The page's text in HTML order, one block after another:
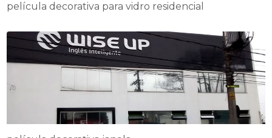
película decorativa para vidro residencial